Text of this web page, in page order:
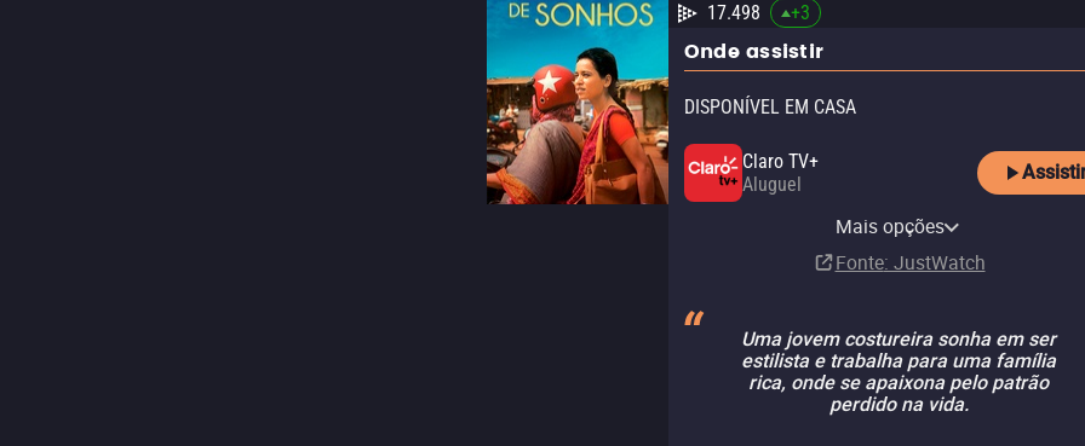
17.498
+3
Onde assistir
DISPONÍVEL EM CASA
Claro TV+
Aluguel
Vivo Play
YouTube
Reserva Imovision Amazon
AssinaturaMais opções
Fonte: JustWatch
Uma jovem costureira sonha em ser
estilista e trabalha para uma família
rica, onde se apaixona pelo patrão
perdido na vida.